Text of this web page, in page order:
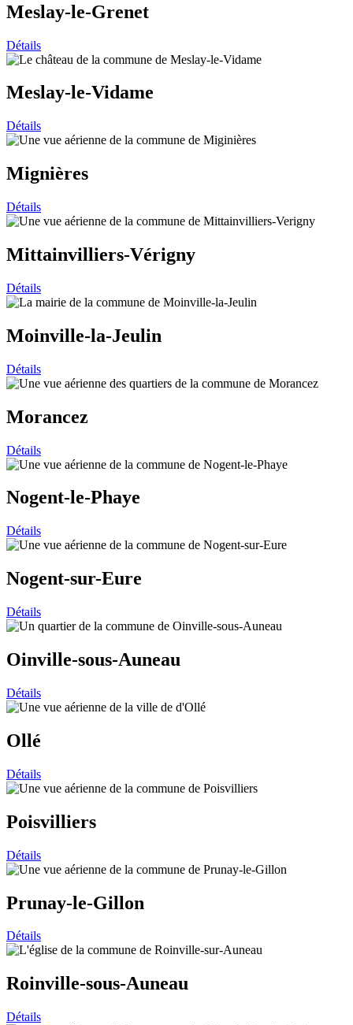
Meslay-le-Grenet
Détails
Meslay-le-Vidame
Détails
Mignières
Détails
Mittainvilliers-Vérigny
Détails
Moinville-la-Jeulin
Détails
Morancez
Détails
Nogent-le-Phaye
Détails
Nogent-sur-Eure
Détails
Oinville-sous-Auneau
Détails
Ollé
Détails
Poisvilliers
Détails
Prunay-le-Gillon
Détails
Roinville-sous-Auneau
Détails